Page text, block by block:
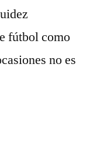
fútbol como
no es